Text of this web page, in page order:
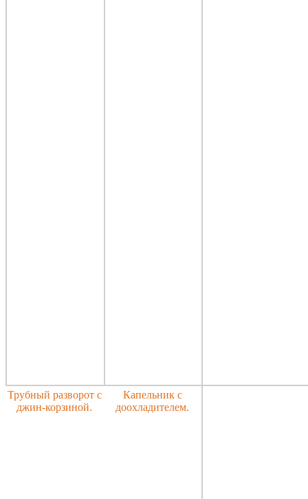
Трубный разворот с
джин-корзиной.
Капельник с
доохладителем.